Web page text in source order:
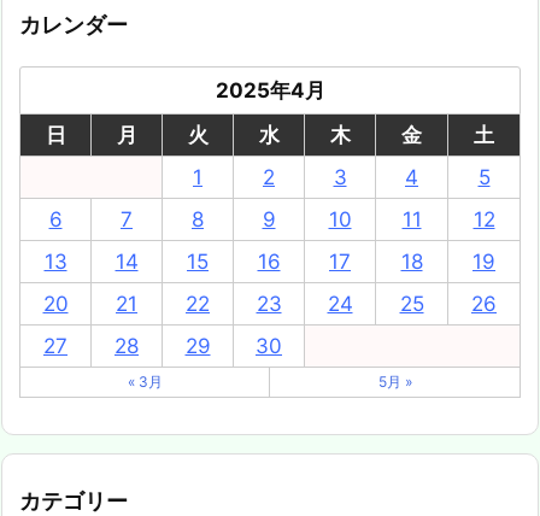
カレンダー
2025年4月
日
月 火 水 木 金
土
1
2 3 4
5
6
7 8 9 10 11
12
13
14 15 16 17 18
19
20
21 22 23 24 25
26
27
28 29 30
« 3月 5月 »
カテゴリー